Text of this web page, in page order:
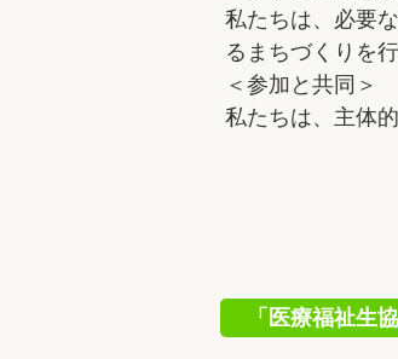
私たちは、必要
るまちづくりを行
＜参加と共同＞
私たちは、主体
「医療福祉生